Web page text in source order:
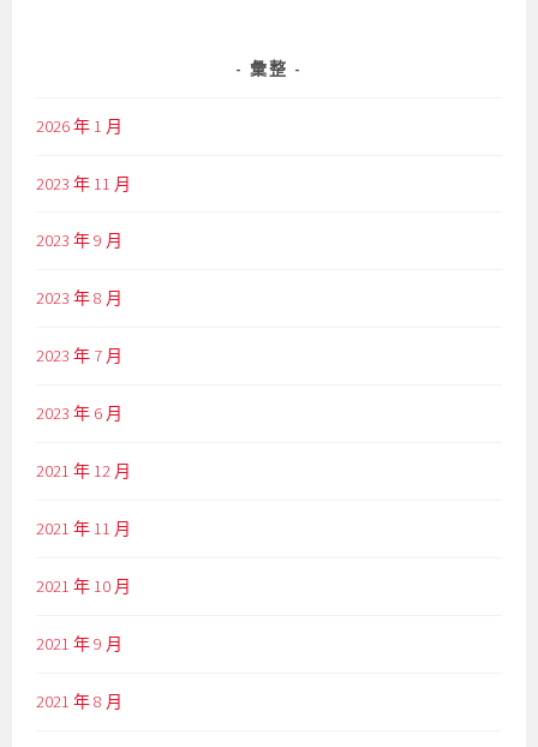
彙整
2026 年 1 月
2023 年 11 月
2023 年 9 月
2023 年 8 月
2023 年 7 月
2023 年 6 月
2021 年 12 月
2021 年 11 月
2021 年 10 月
2021 年 9 月
2021 年 8 月